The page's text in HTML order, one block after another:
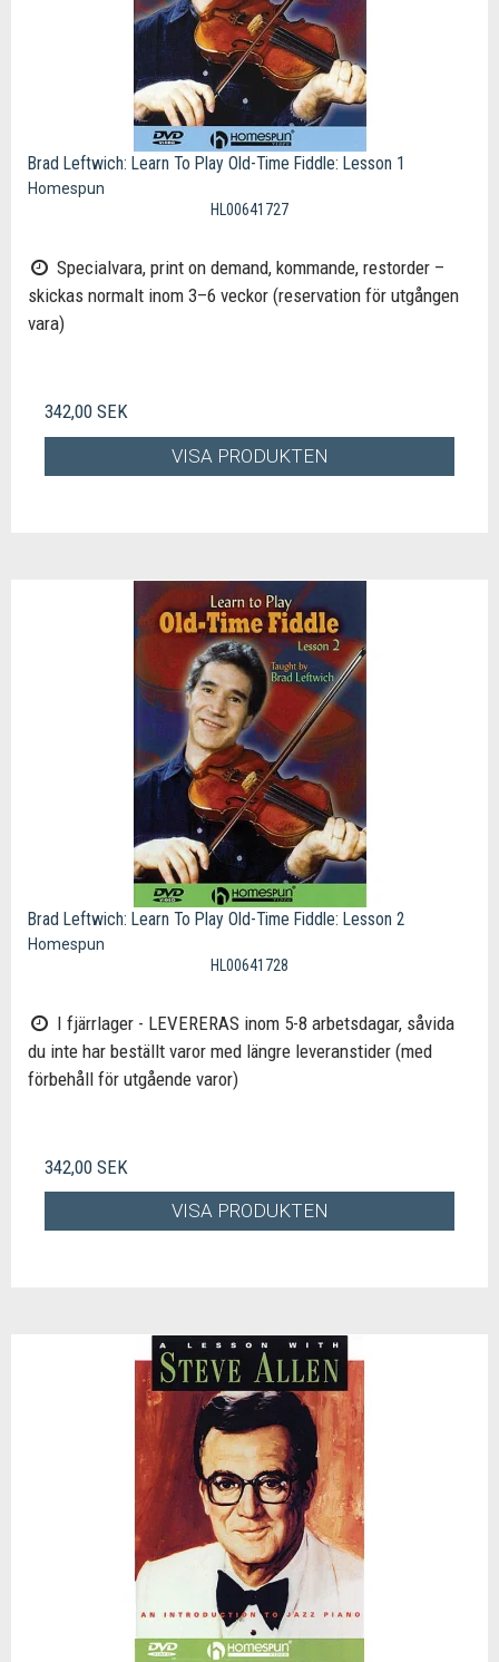
Brad Leftwich: Learn To Play Old-Time Fiddle: Lesson 1
Homespun
HL00641727
Specialvara, print on demand, kommande, restorder –
skickas normalt inom 3–6 veckor (reservation för utgången
vara)
342,00 SEK
VISA PRODUKTEN
Brad Leftwich: Learn To Play Old-Time Fiddle: Lesson 2
Homespun
HL00641728
I fjärrlager - LEVERERAS inom 5-8 arbetsdagar, såvida
du inte har beställt varor med längre leveranstider (med
förbehåll för utgående varor)
342,00 SEK
VISA PRODUKTEN